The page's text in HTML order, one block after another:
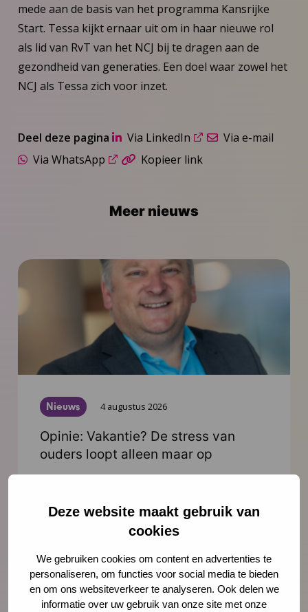
Deze website maakt gebruik van
cookies
We gebruiken cookies om content en advertenties te
personaliseren, om functies voor social media te bieden
en om ons websiteverkeer te analyseren. Ook delen we
informatie over uw gebruik van onze site met onze
mede aan de basis van het programma Kansrijke
Start. Tessa kijkt ernaar uit om in haar nieuwe rol
als lid van RvT van het NCJ bij te dragen aan de
gezondheid van generaties. Een doel waar zowel het
NCJ als Tessa zich voor inzet.
Deel deze pagina Via LinkedIn
Via e-mail
Via WhatsApp
Kopieer link
Meer nieuws
Nieuws 4 augustus 2026
Opinie: Vakantie? De stress van
ouders loopt alleen maar op
naar rust, staan ze er alleen voor. Schiet
hen te hulp, noteert Igor Ivakic, directeur-
Jeugdgezondheid.
Lees meer